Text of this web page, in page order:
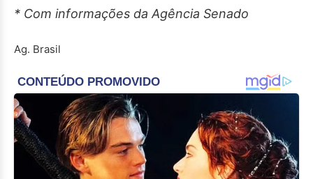
* Com informações da Agência Senado
Ag. Brasil